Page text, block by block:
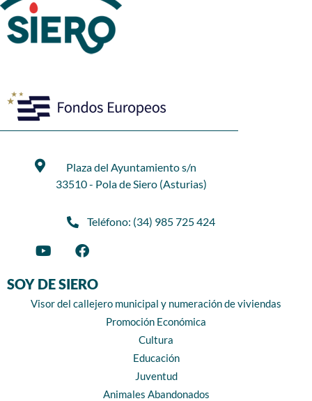
Plaza del Ayuntamiento s/n
33510 - Pola de Siero (Asturias)
Teléfono: (34) 985 725 424
SOY DE SIERO
Visor del callejero municipal y numeración de viviendas
Promoción Económica
Cultura
Educación
Juventud
Animales Abandonados